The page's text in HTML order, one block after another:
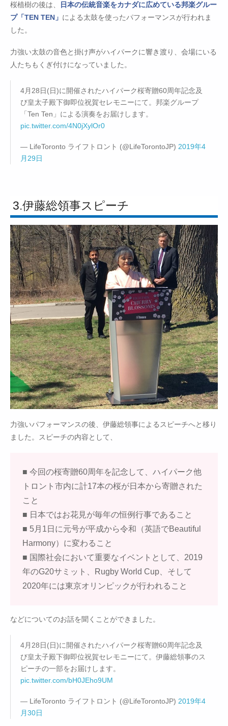
桜植樹の後は、
日本の伝統音楽をカナダに広めている邦楽グルー
プ「TEN TEN」 による太鼓を使ったパフォーマンスが行われま
した。
力強い太鼓の音色と掛け声がハイパークに響き渡り、会場にいる
人たちもくぎ付けになっていました。
4月28日(日)に開催されたハイパーク桜寄贈60周年記念及
び皇太子殿下御即位祝賀セレモニーにて。邦楽グループ
「Ten Ten」による演奏をお届けします。
pic.twitter.com/4N0jXylOr0
— LifeToronto ライフトロント (@LifeTorontoJP) 2019年4
月29日
3.伊藤総領事スピーチ
力強いパフォーマンスの後、伊藤総領事によるスピーチへと移り
ました。スピーチの内容として、
■ 今回の桜寄贈60周年を記念して、ハイパーク他
トロント市内に計17本の桜が日本から寄贈された
こと
■ 日本ではお花見が毎年の恒例行事であること
■ 5月1日に元号が平成から令和（英語でBeautiful
Harmony）に変わること
■ 国際社会において重要なイベントとして、2019
年のG20サミット、Rugby World Cup、そして
2020年には東京オリンピックが行われること
などについてのお話を聞くことができました。
4月28日(日)に開催されたハイパーク桜寄贈60周年記念及
び皇太子殿下御即位祝賀セレモニーにて。伊藤総領事のス
ピーチの一部をお届けします。
pic.twitter.com/bH0JEho9UM
— LifeToronto ライフトロント (@LifeTorontoJP) 2019年4
月30日